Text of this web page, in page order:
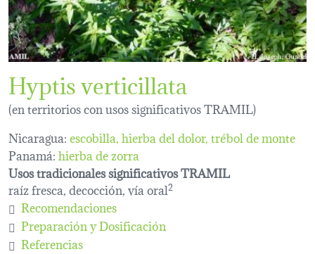
Hyptis verticillata
(en territorios con usos significativos TRAMIL)
Nicaragua:escobilla hierba del dolor trébol de monte
Panamá:hierba de zorra
Usos tradicionales significativos TRAMIL
raíz fresca, decocción, vía oral2
Recomendaciones
Preparación y Dosificación
Referencias